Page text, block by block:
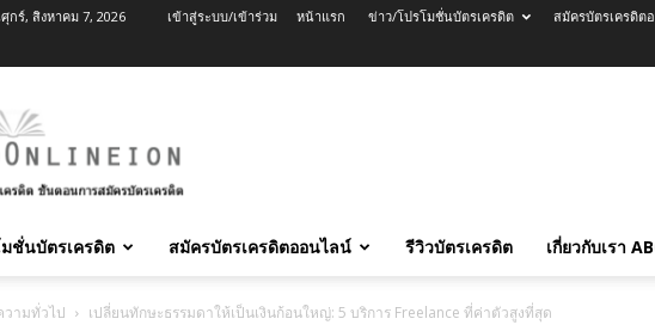
กร์, สิงหาคม 7, 2026 เข้าสู่ระบบ/เข้าร่วม หน้าแรก ข่าว/โปรโมชั่นบัตรเครดิต สมัครบัตรเครดิต
ชั่นบัตรเครดิต สมัครบัตรเครดิตออนไลน์ รีวิวบัตรเครดิต เกี่ยวกับเรา
ามทั่วไป เปลี่ยนทักษะธรรมดาให้เป็นเงินก้อนใหญ่: 5 บริการ Freelance ที่ค่าตัวสูงที่สุด